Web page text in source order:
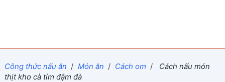
Công thức nấu ăn / Món ăn / Cách om /
Cách nấu món
thịt kho cà tím đậm đà